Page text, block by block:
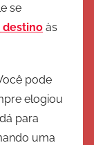
se
destino às
pode
elogiou
para
uma